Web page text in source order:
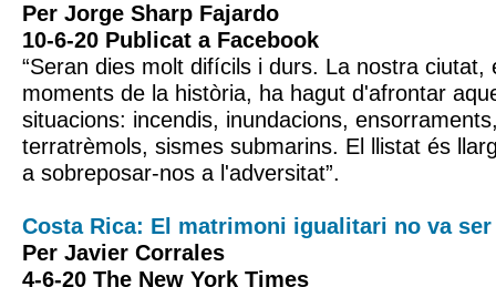
Per Jorge Sharp Fajardo
10-6-20 Publicat a Facebook
“Seran dies molt difícils i durs. La nostra ciutat,
moments de la història, ha hagut d'afrontar
situacions: incendis, inundacions,
terratrèmols, sismes submarins. El llistat és
a sobreposar-nos a l'adversitat”.
Costa Rica: El matrimoni igualitari no va
Per Javier Corrales
4-6-20 The New York Times